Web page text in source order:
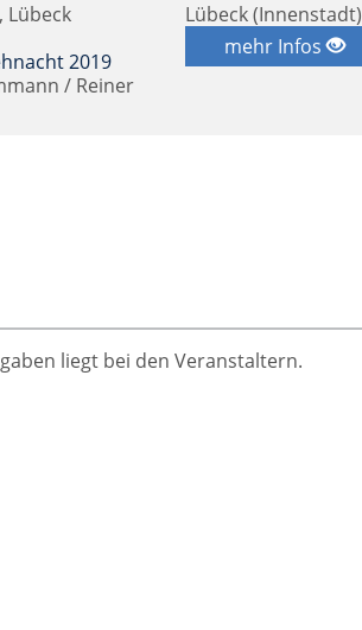
Lübeck
2019
/ Reiner
Lübeck (Innenstadt)
mehr Infos
liegt bei den Veranstaltern.